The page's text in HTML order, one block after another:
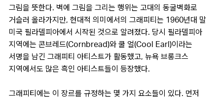
그림을 뜻한다. 벽에 그림을 그리는 행위는 고대의 동굴벽화로
거슬러 올라가지만, 현대적 의미에서의 그래피티는 1960년대 말
미국 필라델피아에서 시작된 것으로 알려졌다. 당시 필라델피아
지역에는 콘브레드(Cornbread)와 쿨 얼(Cool Earl)이라는
서명을 남긴 그래피티 아티스트가 활동했고, 뉴욕 브롱크스
지역에서도 많은 흑인 아티스트들이 등장했다.
그래피티에는 이 장르를 규정하는 몇 가지 요소들이 있다. 먼저